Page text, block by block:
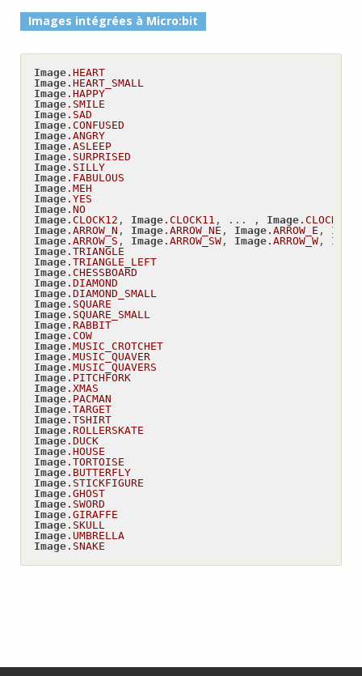
Images intégrées à Micro:bit
Image .HEART
Image .HEART_SMALL
Image .HAPPY
Image .SMILE
Image .SAD
Image .CONFUSED
Image .ANGRY
Image .ASLEEP
Image .SURPRISED
Image .SILLY
Image .FABULOUS
Image .MEH
Image .YES
Image .NO
Image .CLOCK12 , Image .CLOCK11 , ... , Image .CLOCK1
Image .ARROW_N , Image .ARROW_NE , Image .ARROW_E ,
Image .ARROW_S , Image .ARROW_SW , Image .ARROW_W ,
Image .TRIANGLE
Image .TRIANGLE_LEFT
Image .CHESSBOARD
Image .DIAMOND
Image .DIAMOND_SMALL
Image .SQUARE
Image .SQUARE_SMALL
Image .RABBIT
Image .COW
Image .MUSIC_CROTCHET
Image .MUSIC_QUAVER
Image .MUSIC_QUAVERS
Image .PITCHFORK
Image .XMAS
Image .PACMAN
Image .TARGET
Image .TSHIRT
Image .ROLLERSKATE
Image .DUCK
Image .HOUSE
Image .TORTOISE
Image .BUTTERFLY
Image .STICKFIGURE
Image .GHOST
Image .SWORD
Image .GIRAFFE
Image .SKULL
Image .UMBRELLA
Image .SNAKE